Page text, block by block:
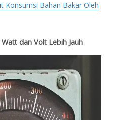
Konsumsi Bahan Bakar Oleh
dan Volt Lebih Jauh